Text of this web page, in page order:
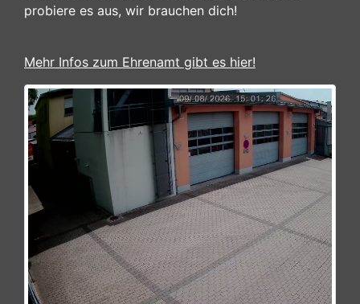
probiere es aus, wir brauchen dich!
Mehr Infos zum Ehrenamt gibt es hier!